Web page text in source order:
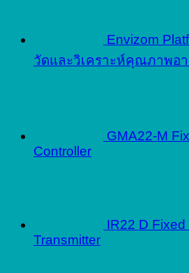
Envizom
วัดและวิเคราะห์คุณภาพอา
GMA22-M
Controller
IR22 D
Transmitter